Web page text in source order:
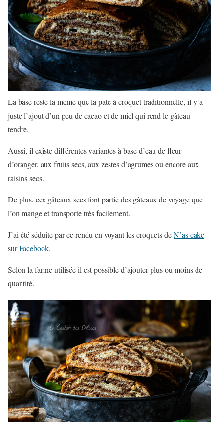
La base reste la même que la pâte à croquet traditionnelle, il y’a
juste l’ajout d’un peu de cacao et de miel qui rend le gâteau
tendre.
Aussi, il existe différentes variantes à base d’eau de fleur
d’oranger, aux fruits secs, aux zestes d’agrumes ou encore aux
raisins secs.
De plus, ces gâteaux secs font partie des gâteaux de voyage que
l’on mange et transporte très facilement.
J’ai été séduite par ce rendu en voyant les croquets deN’as cake
surFacebook.
Selon la farine utilisée il est possible d’ajouter plus ou moins de
quantité.